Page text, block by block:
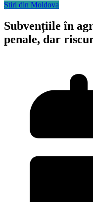
Știri din Moldova
Subvențiile în
penale, dar